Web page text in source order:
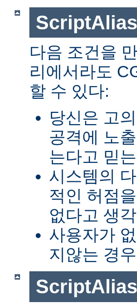
다음 조건을
리에서라도
할 수 있다:
당신은 고
공격에 노
는다고 믿
시스템의
적인 허점
없다고 생
사용자가
지않는 경